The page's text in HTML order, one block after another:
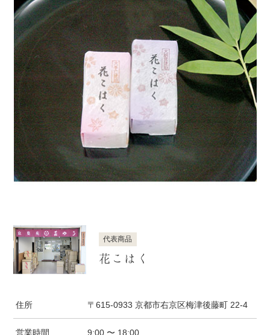
代表商品
花こはく
住所 〒615-0933 京都市右京区梅津後藤町 22-4
営業時間 9:00 〜 18:00